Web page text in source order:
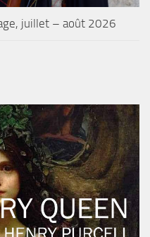
juillet – août 2026